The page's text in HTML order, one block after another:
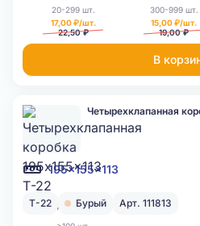
20-299 шт.
17,00 ₽/шт.
22,50 ₽
300-999 шт.
15,00 ₽/шт.
19,00 ₽
В
195x155x113
Четырехклапанная
Т-22 Бурый Арт. 111813